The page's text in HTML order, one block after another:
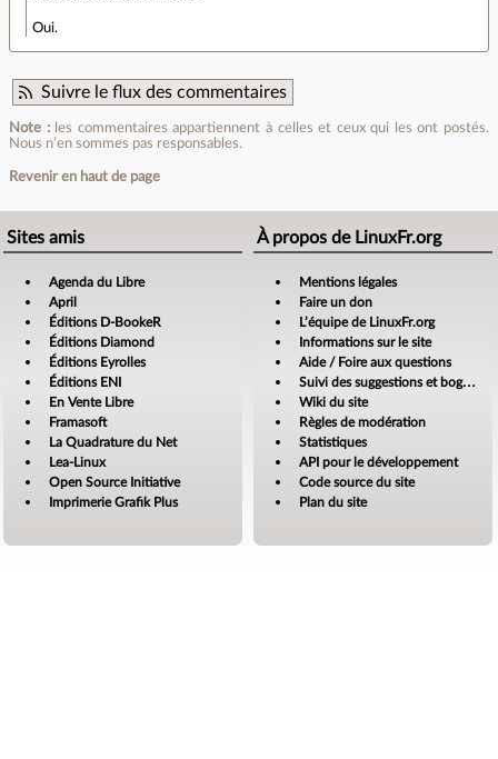
Oui.
Suivre le flux des commentaires
Note :les commentaires appartiennent à celles et ceux qui les ont postés.
Nous n’en sommes pas responsables.
Revenir en haut de page
Sites amis
Agenda du Libre
April
Éditions D-BookeR
Éditions Diamond
Éditions Eyrolles
Éditions ENI
En Vente Libre
Framasoft
La Quadrature du Net
Lea-Linux
Open Source Initiative
Imprimerie Grafik Plus
À propos de LinuxFr.org
Mentions légales
Faire un don
L’équipe de LinuxFr.org
Informations sur le site
Aide / Foire aux questions
Suivi des suggestions et bogues
Wiki du site
Règles de modération
Statistiques
API pour le développement
Code source du site
Plan du site